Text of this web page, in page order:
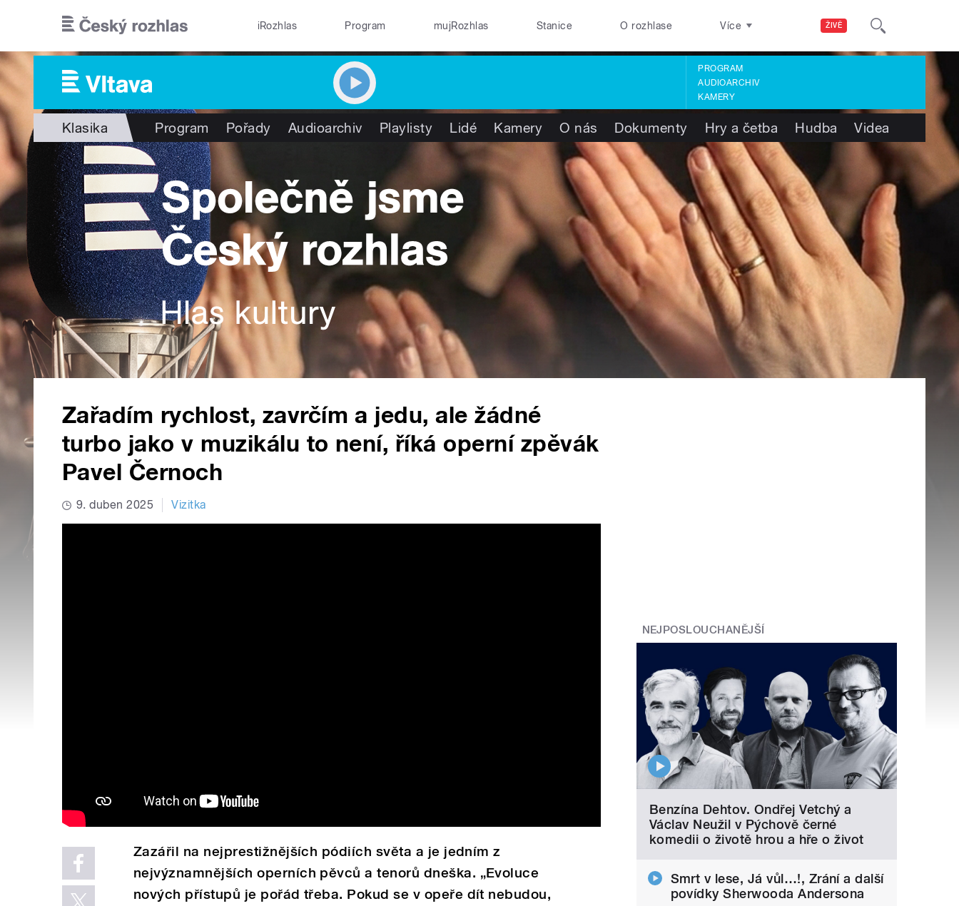
ŽIVĚ
iRozhlas Program mujRozhlas Stanice O rozhlase Více
PROGRAM
AUDIOARCHIV
KAMERY
Klasika Program Pořady Audioarchiv Playlisty Lidé Kamery O nás Dokumenty Hry a četba Hudba Videa
Zařadím rychlost, zavrčím a jedu, ale žádné
turbo jako v muzikálu to není, říká operní zpěvák
Pavel Černoch
9. duben 2025 Vizitka
Zazářil na nejprestižnějších pódiích světa a je jedním z
nejvýznamnějších operních pěvců a tenorů dneška. „Evoluce
nových přístupů je pořád třeba. Pokud se v opeře dít nebudou,
NEJPOSLOUCHANĚJŠÍ
Benzína Dehtov. Ondřej Vetchý a
Václav Neužil v Pýchově černé
komedii o životě hrou a hře o život
Smrt v lese, Já vůl…!, Zrání a další
povídky Sherwooda Andersona